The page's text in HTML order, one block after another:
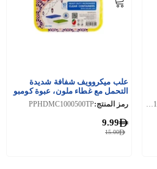
HLPJB1014HP218-GIRL&BOY
علب ميكروويف شفافة شديدة
التحمل مع غطاء ملون، عبوة كومبو
500 مل + 1000 مل
رمز المنتج:PPHDMC1000500TP
15.00
9.99